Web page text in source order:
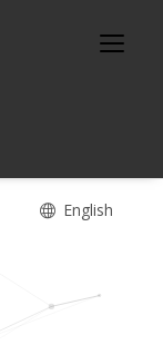
English